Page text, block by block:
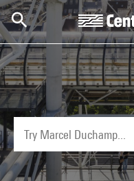
Skip to main content
Centre Pompidou